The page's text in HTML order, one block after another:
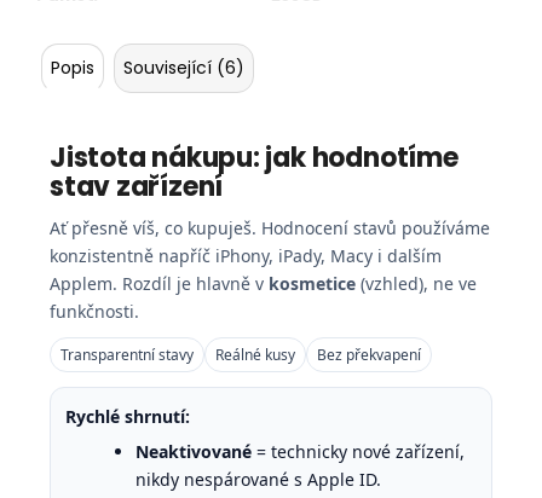
Popis Související (6)
Jistota nákupu: jak hodnotíme
stav zařízení
Ať přesně víš, co kupuješ. Hodnocení stavů používáme
konzistentně napříč iPhony, iPady, Macy i dalším
Applem. Rozdíl je hlavně v kosmetice (vzhled), ne ve
funkčnosti.
Transparentní stavy Reálné kusy Bez překvapení
Rychlé shrnutí:
Neaktivované = technicky nové zařízení,
nikdy nespárované s Apple ID.
200
Kč